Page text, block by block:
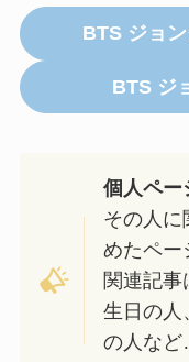
BTS ジョ
BTS ジ
個人ペー
その人に
めたペー
関連記
生日の人
の人な